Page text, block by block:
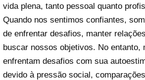
vida plena, tanto pessoal quanto
Quando nos sentimos confiantes,
de enfrentar desafios, manter
buscar nossos objetivos. No entanto,
enfrentam desafios com sua
devido à pressão social,